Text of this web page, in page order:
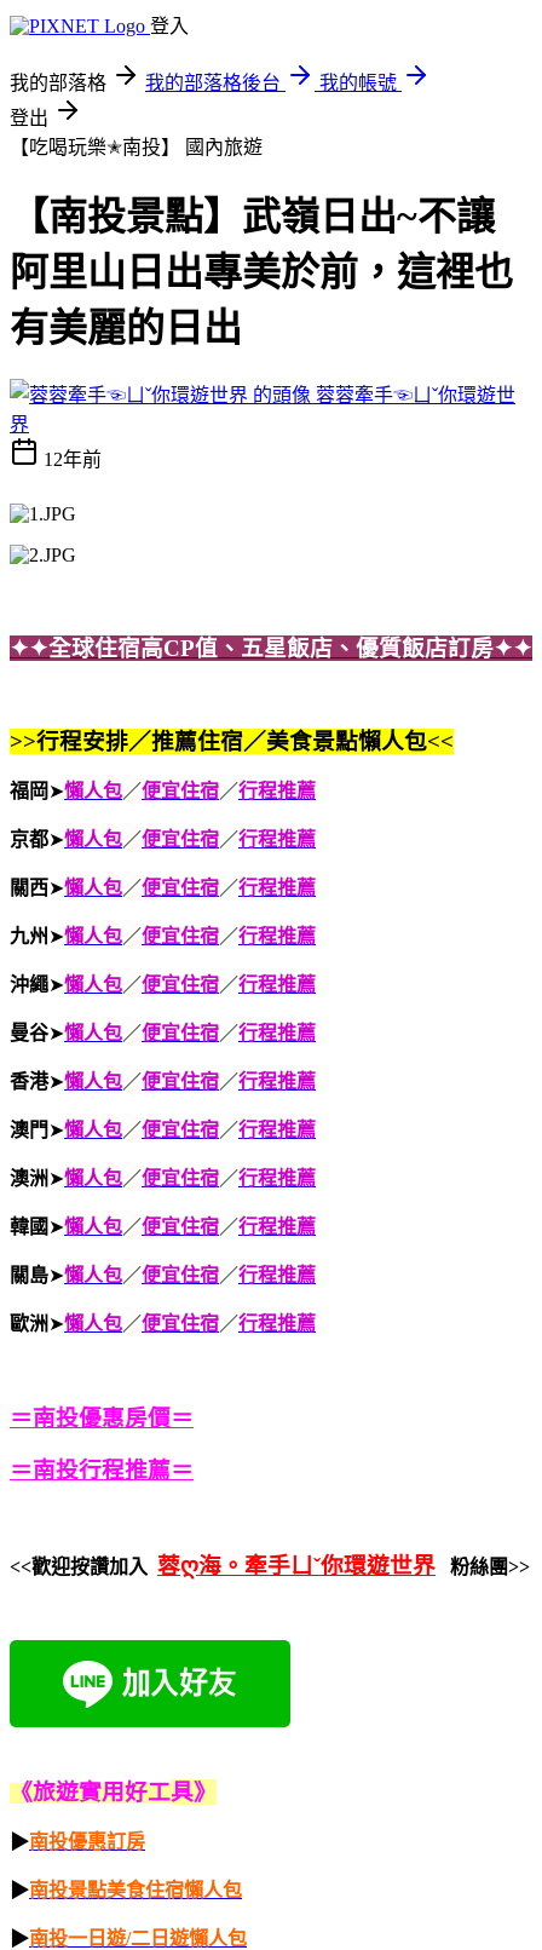
登入
我的部落格 我的部落格後台
我的帳號
登出
【吃喝玩樂✭南投】
國內旅遊
【南投景點】武嶺日出~不讓
阿里山日出專美於前，這裡也
有美麗的日出
蓉蓉牽手☜ㄩˇ你環遊世
界
12年前
✦✦全球住宿高CP值、五星飯店、優質飯店訂房✦✦
>>行程安排／推薦住宿／美食景點懶人包<<
福岡 ➤懶人包／便宜住宿／行程推薦
京都➤懶人包／便宜住宿／行程推薦
關西➤懶人包／便宜住宿／行程推薦
九州 ➤懶人包／便宜住宿／行程推薦
沖繩➤懶人包／便宜住宿／行程推薦
曼谷➤懶人包／便宜住宿／行程推薦
香港➤懶人包／便宜住宿／行程推薦
澳門 ➤懶人包／便宜住宿／行程推薦
澳洲 ➤懶人包／便宜住宿／行程推薦
韓國 ➤懶人包／便宜住宿／行程推薦
關島➤懶人包／便宜住宿／行程推薦
歐洲 ➤懶人包／便宜住宿／行程推薦
＝南投優惠房價＝
＝南投行程推薦＝
<<歡迎按讚加入 蓉ღ海。牽手ㄩˇ你環遊世界 粉絲團>>
《旅遊實用好工具》
▶南投優惠訂房
▶南投景點美食住宿懶人包
▶南投一日遊/二日遊懶人包